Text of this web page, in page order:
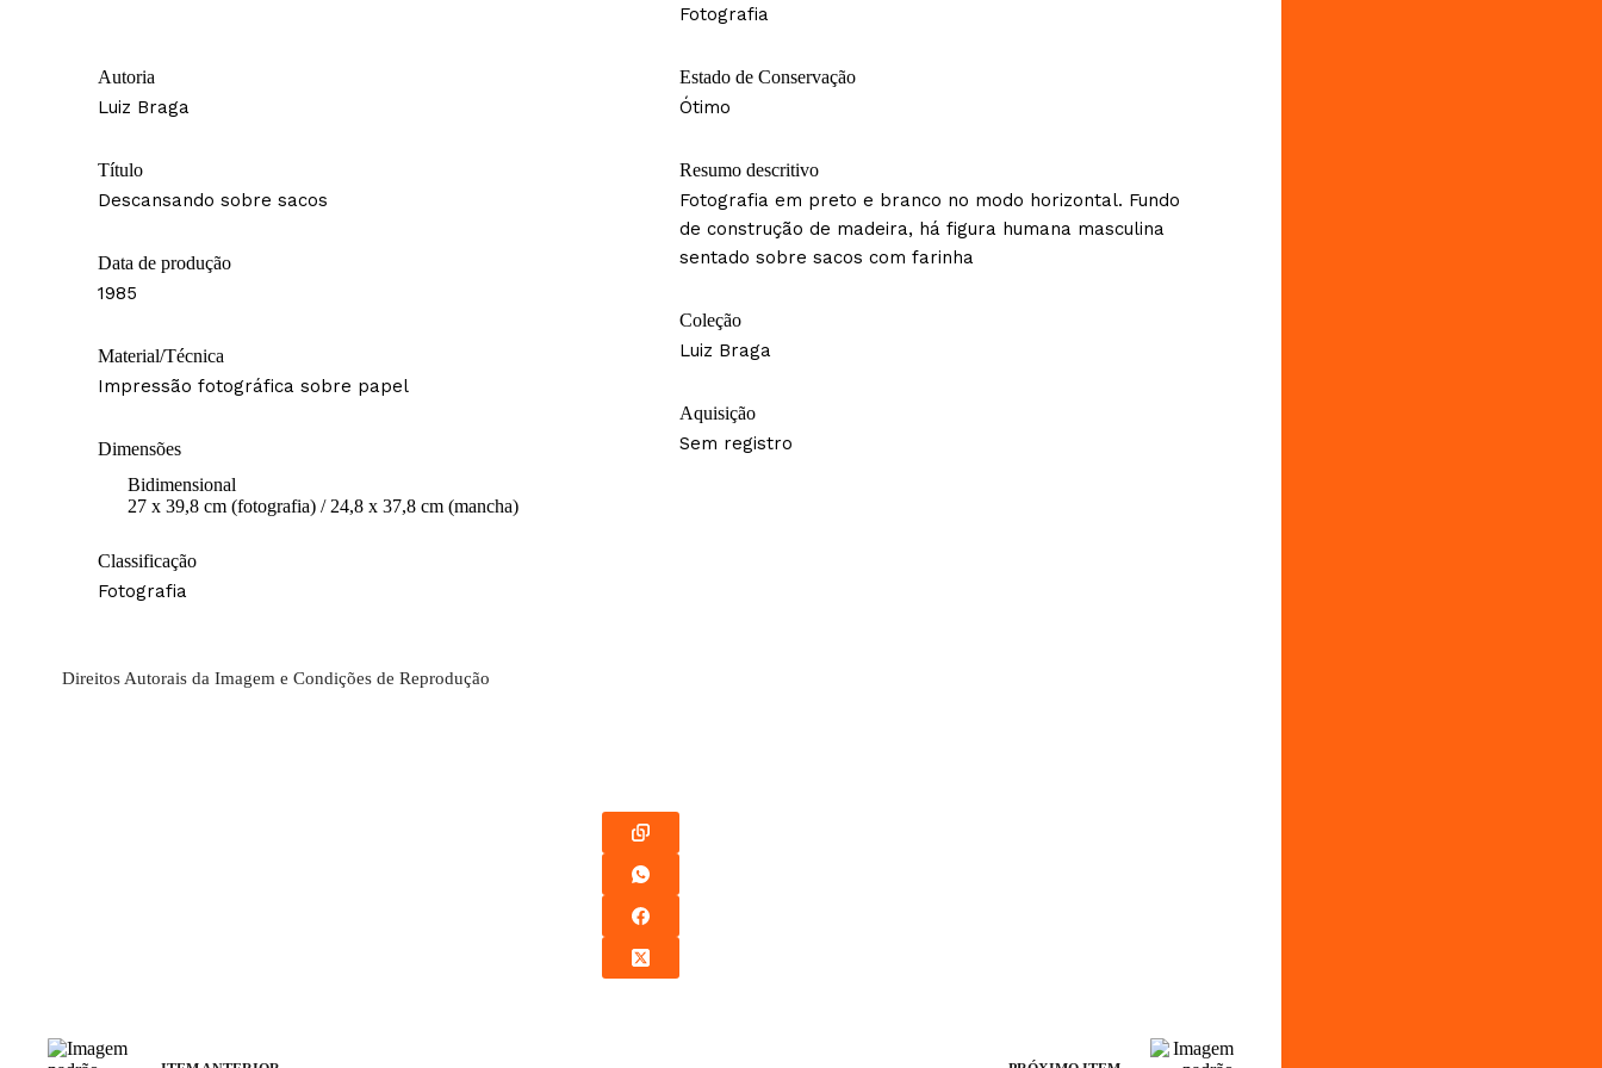
Autoria
Luiz Braga
Título
Descansando sobre sacos
Data de produção
1985
Material/Técnica
Impressão fotográfica sobre papel
Dimensões
Bidimensional
27 x 39,8 cm (fotografia) / 24,8 x 37,8 cm (mancha)
Classificação
Fotografia
Fotografia
Estado de Conservação
Ótimo
Resumo descritivo
Fotografia em preto e branco no modo horizontal. Fundo
de construção de madeira, há figura humana masculina
sentado sobre sacos com farinha
Coleção
Luiz Braga
Aquisição
Sem registro
Direitos Autorais da Imagem e Condições de Reprodução